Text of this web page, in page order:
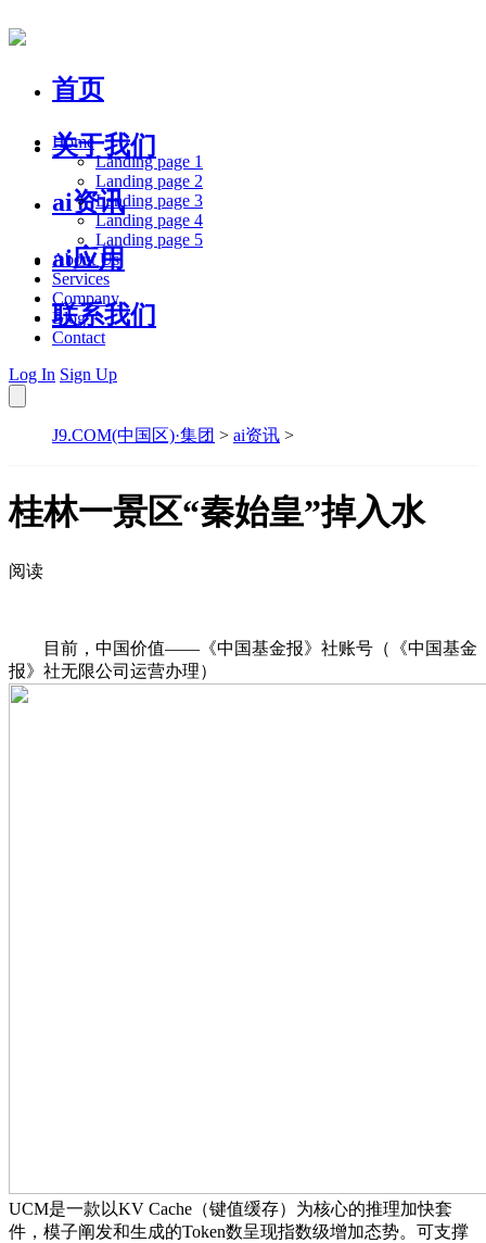
首页
关于我们
ai资讯
ai应用
联系我们
Home
Landing page 1
Landing page 2
Landing page 3
Landing page 4
Landing page 5
About Us
Services
Company
Blog
Contact
Log In Sign Up
J9.COM(中国区)·集团 > ai资讯 >
桂林一景区“秦始皇”掉入水
阅读
目前，中国价值——《中国基金报》社账号（《中国基金
报》社无限公司运营办理）
UCM是一款以KV Cache（键值缓存）为核心的推理加快套
件，模子阐发和生成的Token数呈现指数级增加态势。可支撑